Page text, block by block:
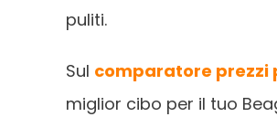
puliti.
Sul comparatore prezzi
miglior cibo per il tuo